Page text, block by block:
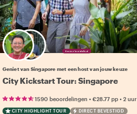
Kies jouw favoriete local
Geniet van Singapore met een host van jouw keuze
City Kickstart Tour: Singapore
1590 beoordelingen • €28.77 pp• 2 uur
CITY HIGHLIGHT TOUR DIRECT BEVESTIGD